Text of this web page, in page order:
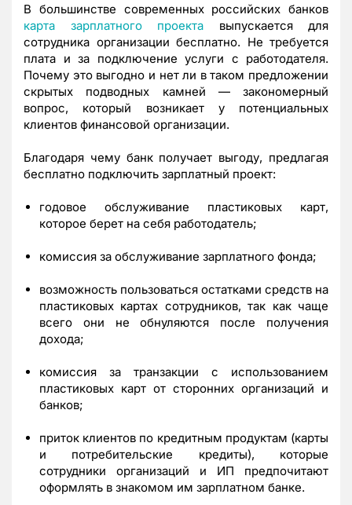
В большинстве современных российских банков
карта зарплатного проекта выпускается для
сотрудника организации бесплатно. Не требуется
плата и за подключение услуги с работодателя.
Почему это выгодно и нет ли в таком предложении
скрытых подводных камней — закономерный
вопрос, который возникает у потенциальных
клиентов финансовой организации.
Благодаря чему банк получает выгоду, предлагая
бесплатно подключить зарплатный проект:
годовое обслуживание пластиковых карт,
которое берет на себя работодатель;
комиссия за обслуживание зарплатного фонда;
возможность пользоваться остатками средств на
пластиковых картах сотрудников, так как чаще
всего они не обнуляются после получения
дохода;
комиссия за транзакции с использованием
пластиковых карт от сторонних организаций и
банков;
приток клиентов по кредитным продуктам (карты
и потребительские кредиты), которые
сотрудники организаций и ИП предпочитают
оформлять в знакомом им зарплатном банке.